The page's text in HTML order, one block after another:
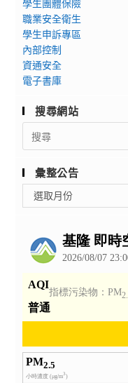
學生團體保險
職業安全衛生
學生申訴專區
內部控制
資通安全
電子書庫
搜尋網站
Search
for:
彙整公告
整
選取月份